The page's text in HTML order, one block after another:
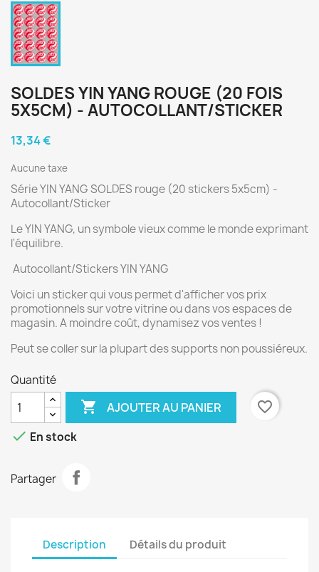
SOLDES YIN YANG ROUGE (20 FOIS
5X5CM) - AUTOCOLLANT/STICKER
13,34 €
Aucune taxe
Série YIN YANG SOLDES rouge (20 stickers 5x5cm) -
Autocollant/Sticker
Le YIN YANG, un symbole vieux comme le monde exprimant
l'équilibre.
Autocollant/Stickers YIN YANG
Voici un sticker qui vous permet d'afficher vos prix
promotionnels sur votre vitrine ou dans vos espaces de
magasin. A moindre coût, dynamisez vos ventes !
Peut se coller sur la plupart des supports non poussiéreux.
Quantité
 AJOUTER AU PANIER
favorite_border
 En stock
Partager
Description Détails du produit